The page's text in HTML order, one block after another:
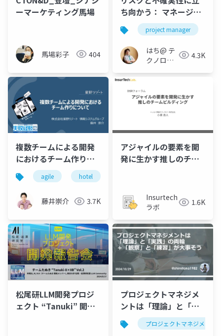
ーマーケティング馬場
馬場彩子 404
ち向かう： マネージャ
ーとチームメンバーが
知るべき3つの原則
project manager
はち@ テ
クノロジ
4.3K
複数チームによる開発
におけるチーム作りに
ついて agile hotel
藤井崇介 3.7K
アジャイルの要素を開
発に生かす推しのチー
Insurtech
ラボ
1.6K
松尾研LLM開発プロジ
ェクト “Tanuki” 開発
プロジェクトマネジメ
ントは「理論」と「実
践」の両輪＋「観察」
と「練習」が大事そう
プロジェクトマネジメント